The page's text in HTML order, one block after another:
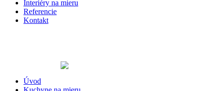
Interiéry na mieru
Referencie
Kontakt
Úvod